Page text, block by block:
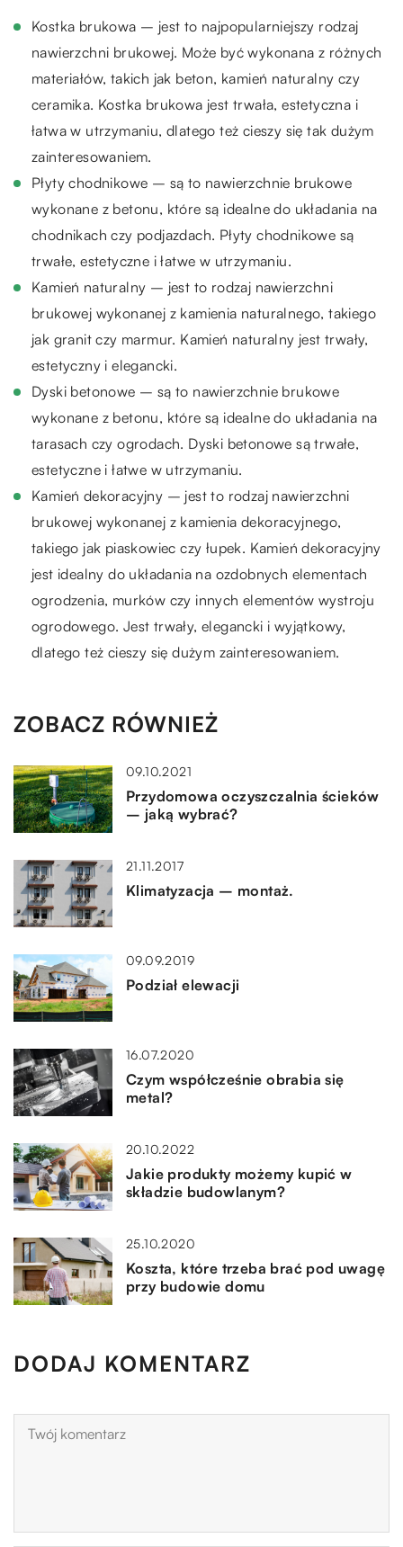
Kostka brukowa – jest to najpopularniejszy rodzaj
nawierzchni brukowej. Może być wykonana z różnych
materiałów, takich jak beton, kamień naturalny czy
ceramika. Kostka brukowa jest trwała, estetyczna i
łatwa w utrzymaniu, dlatego też cieszy się tak dużym
zainteresowaniem.
Płyty chodnikowe – są to nawierzchnie brukowe
wykonane z betonu, które są idealne do układania na
chodnikach czy podjazdach. Płyty chodnikowe są
trwałe, estetyczne i łatwe w utrzymaniu.
Kamień naturalny – jest to rodzaj nawierzchni
brukowej wykonanej z kamienia naturalnego, takiego
jak granit czy marmur. Kamień naturalny jest trwały,
estetyczny i elegancki.
Dyski betonowe – są to nawierzchnie brukowe
wykonane z betonu, które są idealne do układania na
tarasach czy ogrodach. Dyski betonowe są trwałe,
estetyczne i łatwe w utrzymaniu.
Kamień dekoracyjny – jest to rodzaj nawierzchni
brukowej wykonanej z kamienia dekoracyjnego,
takiego jak piaskowiec czy łupek. Kamień dekoracyjny
jest idealny do układania na ozdobnych elementach
ogrodzenia, murków czy innych elementów wystroju
ogrodowego. Jest trwały, elegancki i wyjątkowy,
dlatego też cieszy się dużym zainteresowaniem.
ZOBACZ RÓWNIEŻ
09.10.2021
Przydomowa oczyszczalnia ścieków
– jaką wybrać?
21.11.2017
Klimatyzacja – montaż.
09.09.2019
Podział elewacji
16.07.2020
Czym współcześnie obrabia się
metal?
20.10.2022
Jakie produkty możemy kupić w
składzie budowlanym?
25.10.2020
Koszta, które trzeba brać pod uwagę
przy budowie domu
DODAJ KOMENTARZ